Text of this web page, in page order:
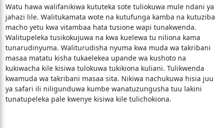
Watu hawa walifanikiwa kututeka sote tuliokuwa mule ndani ya
jahazi lile. Walitukamata wote na kutufunga kamba na kutuziba
macho yetu kwa vitambaa hata tusione wapi tunakwenda.
Walitupeleka tusikokujuwa na kwa kuelewa tu niliona kama
tunarudinyuma. Waliturudisha nyuma kwa muda wa takribani
masaa matatu kisha tukaelekea upande wa kushoto na
kukiwacha kile kisiwa tulokuwa tukikiona kuliani. Tulikwenda
kwamuda wa takribani masaa sita. Nikiwa nachukuwa hisia juu
ya safari ili niligunduwa kumbe wanatuzungusha tuu lakini
tunatupeleka pale kwenye kisiwa kile tulichokiona.